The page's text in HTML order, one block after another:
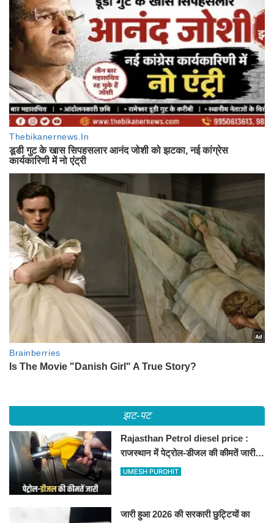
झट-पट
Rajasthan Petrol diesel price :
राजस्थान में पेट्रोल-डीजल की कीमतें जारी,
जानिए बीकानेर समेत पुरे प्रदेश में नए रेट
UMESH PUROHIT
जारी हुआ 2026 की सरकारी छुट्टियों का